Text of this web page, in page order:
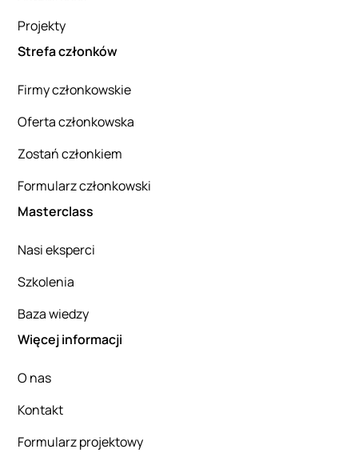
Projekty
Strefa członków
Firmy członkowskie
Oferta członkowska
Zostań członkiem
Formularz członkowski
Masterclass
Nasi eksperci
Szkolenia
Baza wiedzy
Więcej informacji
O nas
Kontakt
Formularz projektowy